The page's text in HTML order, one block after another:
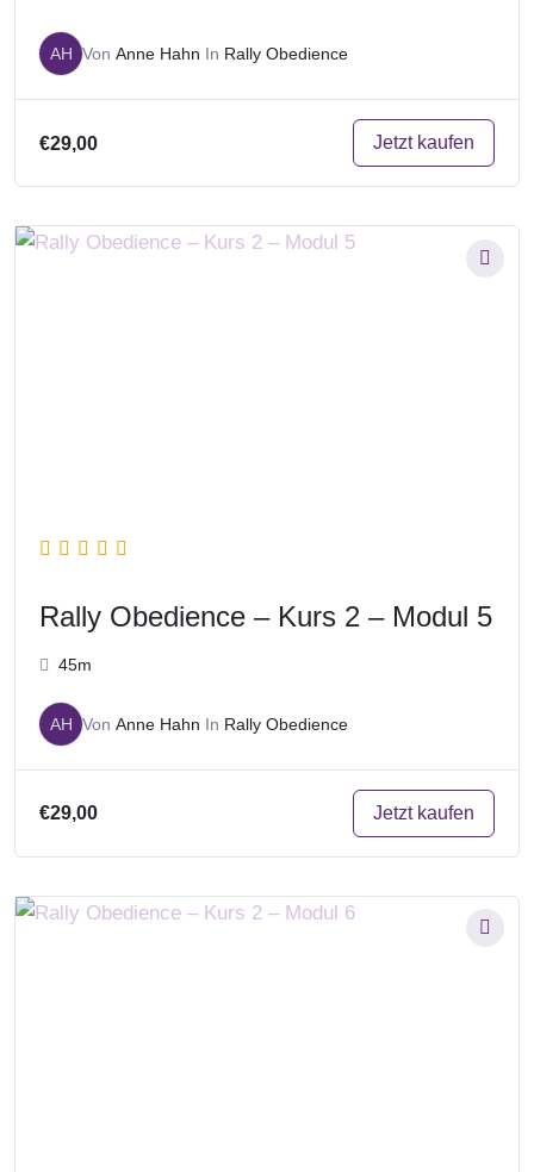
AH Von Anne Hahn In Rally Obedience
€29,00 Jetzt kaufen
Rally Obedience – Kurs 2 – Modul 5
45m
AH Von Anne Hahn In Rally Obedience
€29,00 Jetzt kaufen